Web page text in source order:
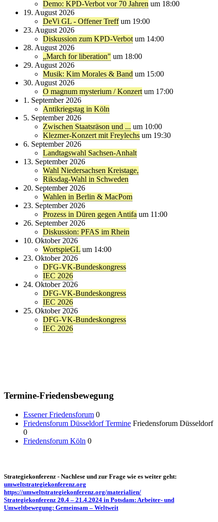
Demo: KPD-Verbot vor 70 Jahren um 18:00
19. August 2026
DeVi GL - Offener Treff um 19:00
23. August 2026
Diskussion zum KPD-Verbot um 14:00
28. August 2026
„March for liberation" um 18:00
29. August 2026
Musik: Kim Morales & Band um 15:00
30. August 2026
O magnum mysterium / Konzert um 17:00
1. September 2026
Antikriegstag in Köln
5. September 2026
Zwischen Staatsräson und ... um 10:00
Klezmer-Konzert mit Freylechs um 19:30
6. September 2026
Landtagswahl Sachsen-Anhalt
13. September 2026
Wahl Niedersachsen Kreistage,
Riksdag-Wahl in Schweden
20. September 2026
Wahlen in Berlin & MacPom
23. September 2026
Prozess in Düren gegen Antifa um 11:00
26. September 2026
Diskussion: PFAS im Rhein
10. Oktober 2026
WortspieGL um 14:00
23. Oktober 2026
DFG-VK-Bundeskongress
IEC 2026
24. Oktober 2026
DFG-VK-Bundeskongress
IEC 2026
25. Oktober 2026
DFG-VK-Bundeskongress
IEC 2026
Termine-Friedensbewegung
Essener Friedensforum 0
Friedensforum Düsseldorf Termine Friedensforum Düsseldorf
0
Friedensforum Köln 0
Strategiekonferenz - Nachlese und zur Frage wie es weiter geht:
umweltstrategiekonferenz.org
https://umweltstrategiekonferenz.org/materialien/
Strategiekonferenz 20.4 – 21.4.2024 in Potsdam: Arbeiter- und
Umweltbewegung: Gemeinsam – Weltweit